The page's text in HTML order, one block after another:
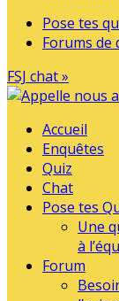
Pose tes
Forums de
FSJ chat »
Accueil
Enquêtes
Quiz
Chat
Pose tes
Une
à
Forum